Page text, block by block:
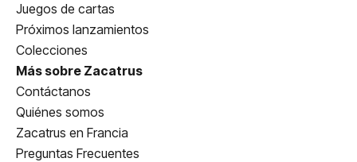
Juegos de cartas
Próximos lanzamientos
Colecciones
Más sobre Zacatrus
Contáctanos
Quiénes somos
Zacatrus en Francia
Preguntas Frecuentes